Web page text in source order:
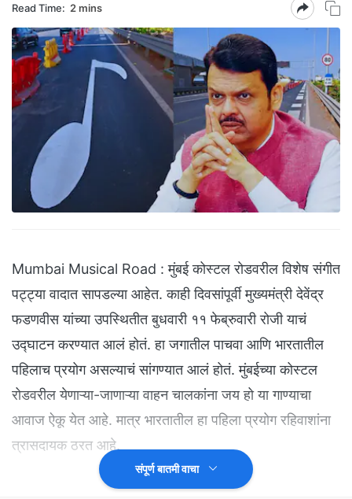
Read Time: 2 mins
Mumbai Musical Road : मुंबई कोस्टल रोडवरील विशेष संगीत
पट्ट्या वादात सापडल्या आहेत. काही दिवसांपूर्वी मुख्यमंत्री देवेंद्र
फडणवीस यांच्या उपस्थितीत बुधवारी ११ फेब्रुवारी रोजी याचं
उद्घाटन करण्यात आलं होतं. हा जगातील पाचवा आणि भारतातील
पहिलाच प्रयोग असल्याचं सांगण्यात आलं होतं. मुंबईच्या कोस्टल
रोडवरील येणाऱ्या-जाणाऱ्या वाहन चालकांना जय हो या गाण्याचा
आवाज ऐकू येत आहे. मात्र भारतातील हा पहिला प्रयोग रहिवाशांना
त्रासदायक ठरत आहे.
सततच्या आवाजाचा त्रास, स्थानिक वैतागले...
संपूर्ण बातमी वाचा